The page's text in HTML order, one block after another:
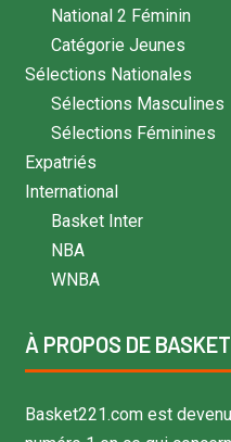
National 2 Féminin
Catégorie Jeunes
Sélections Nationales
Sélections Masculines
Sélections Féminines
Expatriés
International
Basket Inter
NBA
WNBA
À PROPOS DE
Basket221.com est